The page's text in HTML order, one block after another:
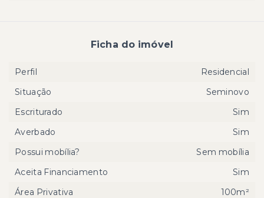
Ficha do imóvel
Perfil
Residencial
Situação
Seminovo
Escriturado
Sim
Averbado
Sim
Possui mobília?
Sem mobília
Aceita Financiamento
Sim
Área Privativa
100m²